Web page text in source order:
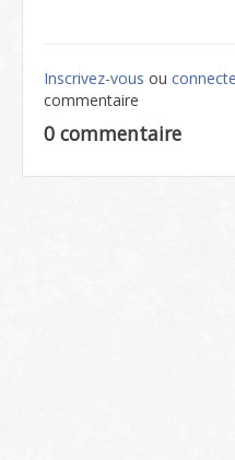
Inscrivez-vous ou
commentaire
0 commentaire